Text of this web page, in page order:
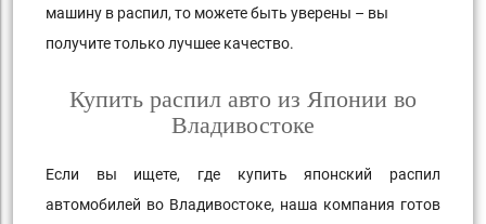
машину в распил, то можете быть уверены – вы
получите только лучшее качество.
Купить распил авто из Японии во
Владивостоке
Если вы ищете, где купить японский распил
автомобилей во Владивостоке, наша компания готов